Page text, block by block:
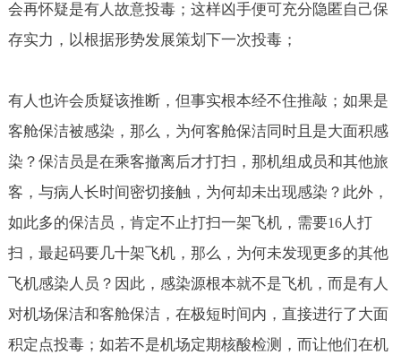
会再怀疑是有人故意投毒；这样凶手便可充分隐匿自己保
存实力，以根据形势发展策划下一次投毒；
有人也许会质疑该推断，但事实根本经不住推敲；如果是
客舱保洁被感染，那么，为何客舱保洁同时且是大面积感
染？保洁员是在乘客撤离后才打扫，那机组成员和其他旅
客，与病人长时间密切接触，为何却未出现感染？此外，
如此多的保洁员，肯定不止打扫一架飞机，需要16人打
扫，最起码要几十架飞机，那么，为何未发现更多的其他
飞机感染人员？因此，感染源根本就不是飞机，而是有人
对机场保洁和客舱保洁，在极短时间内，直接进行了大面
积定点投毒；如若不是机场定期核酸检测，而让他们在机